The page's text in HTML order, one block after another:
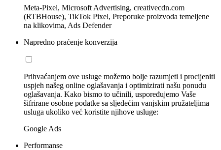
Meta-Pixel, Microsoft Advertising, creativecdn.com
(RTBHouse), TikTok Pixel, Preporuke proizvoda temeljene
na klikovima, Ads Defender
Napredno praćenje konverzija
Prihvaćanjem ove usluge možemo bolje razumjeti i procijeniti
uspjeh našeg online oglašavanja i optimizirati našu ponudu
oglašavanja. Kako bismo to učinili, uspoređujemo Vaše
šifrirane osobne podatke sa sljedećim vanjskim pružateljima
usluga ukoliko već koristite njihove usluge:
Google Ads
Performanse